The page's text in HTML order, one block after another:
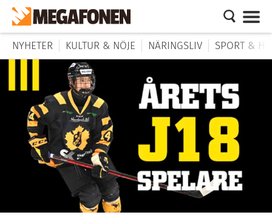
NYHETER KULTUR & NÖJE NÄRINGSLIV SPORT &